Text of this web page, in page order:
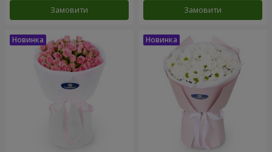
Замовити Замовити